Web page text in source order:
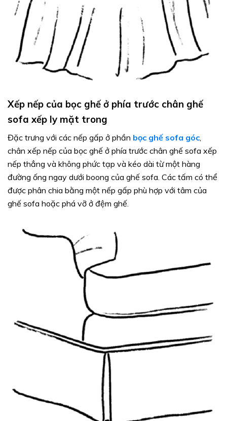
Xếp nếp của bọc ghế ở phía trước chân ghế
sofa xếp ly mặt trong
Đặc trưng với các nếp gấp ở phần bọc ghế sofa góc,
chân xếp nếp của bọc ghế ở phía trước chân ghế sofa xếp
nếp thẳng và không phức tạp và kéo dài từ một hàng
đường ống ngay dưới boong của ghế sofa. Các tấm có thể
được phân chia bằng một nếp gấp phù hợp với tâm của
ghế sofa hoặc phá vỡ ở đệm ghế.